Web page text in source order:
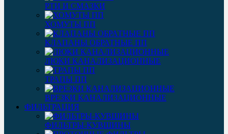
РТИ И СМАЗКИ
ХОМУТЫ ПП
КЛАПАНЫ ОБРАТНЫЕ ПП
ЛЮКИ КАНАЛИЗАЦИОННЫЕ
ТРАПЫ ПП
ВРЕЗКИ КАНАЛИЗАЦИОННЫЕ
ФИЛЬТРАЦИЯ
ФИЛЬТРЫ-КУВШИНЫ